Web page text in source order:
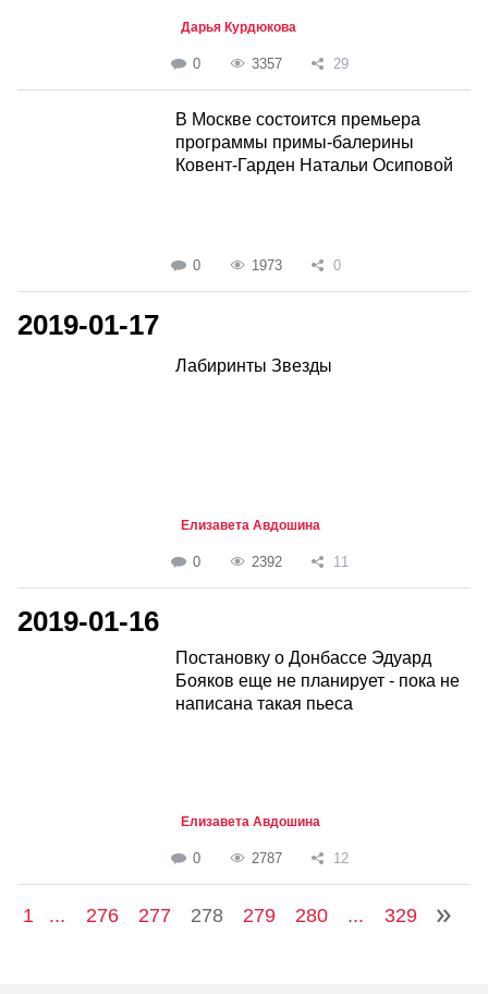
Дарья Курдюкова
0 3357 29
В Москве состоится премьера
программы примы-балерины
Ковент-Гарден Натальи Осиповой
0 1973 0
2019-01-17
Лабиринты Звезды
Елизавета Авдошина
0 2392 11
2019-01-16
Постановку о Донбассе Эдуард
Бояков еще не планирует - пока не
написана такая пьеса
Елизавета Авдошина
0 2787 12
1 ... 276 277 278 279 280 ... 329